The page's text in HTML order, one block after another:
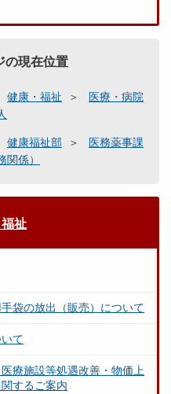
の現在位置
健康・福祉
医療・病院
健康福祉部
医務薬事課
係）
祉
袋の放出（販売）について
て
療施設等処遇改善・物価上
するご案内